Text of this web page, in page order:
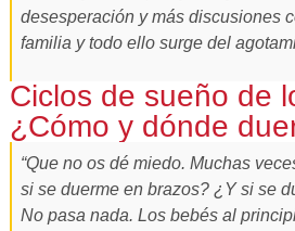
desesperación y más discusiones
familia y todo ello surge del
Ciclos de sueño de
¿Cómo y dónde
“Que no os dé miedo. Muchas
si se duerme en brazos? ¿Y si se
No pasa nada. Los bebés al